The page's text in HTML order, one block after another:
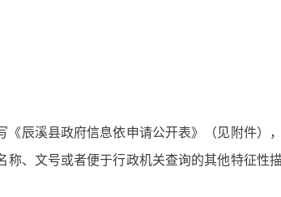
辰溪县政府信息依申请公开表》（见附件）
、文号或者便于行政机关查询的其他特征性